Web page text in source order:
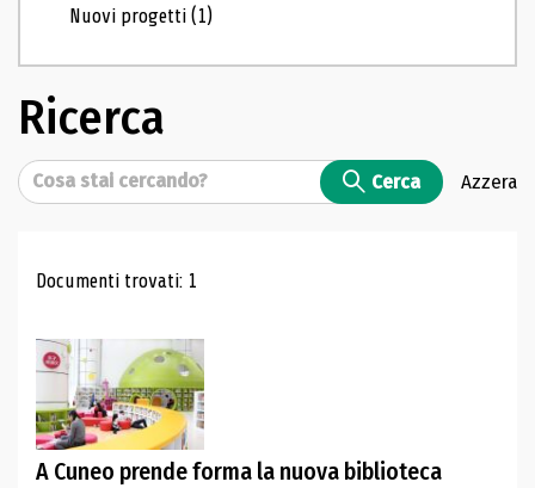
Nuovi progetti(1)
Ricerca
Cerca Cerca Azzera
Risultati di ricerca
Documenti trovati: 1
A Cuneo prende forma la nuova biblioteca